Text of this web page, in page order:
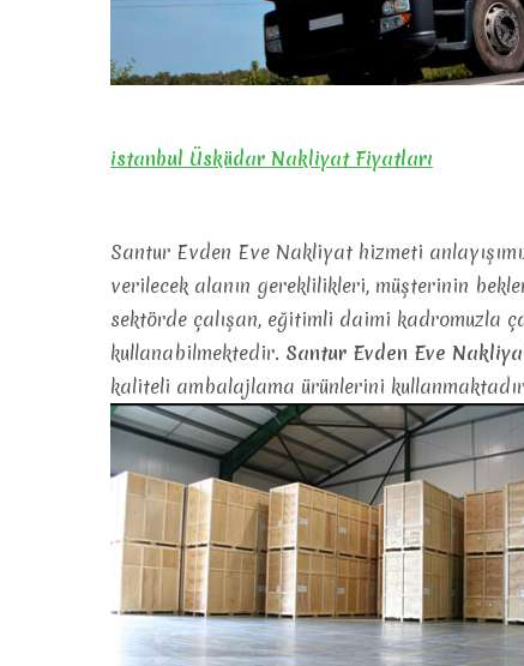
istanbul Üsküdar Nakliyat Fiyatları
Santur Evden Eve Nakliyat hizmeti
verilecek alanın gereklilikleri, müşterinin
sektörde çalışan, eğitimli daimi kadromuzla
kullanabilmektedir. Santur Evden Eve
kaliteli ambalajlama ürünlerini